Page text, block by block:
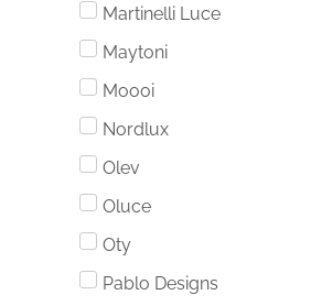
Martinelli Luce
Maytoni
Moooi
Nordlux
Olev
Oluce
Oty
Pablo Designs